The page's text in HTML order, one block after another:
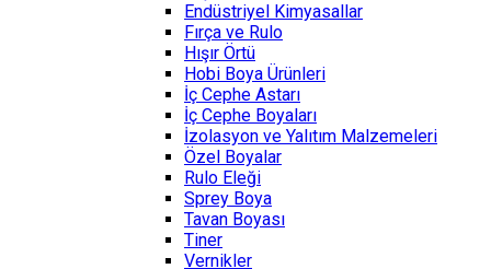
Endüstriyel Kimyasallar
Fırça ve Rulo
Hışır Örtü
Hobi Boya Ürünleri
İç Cephe Astarı
İç Cephe Boyaları
İzolasyon ve Yalıtım Malzemeleri
Özel Boyalar
Rulo Eleği
Sprey Boya
Tavan Boyası
Tiner
Vernikler